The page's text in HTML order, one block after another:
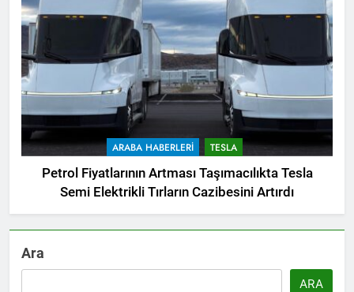
ARABA HABERLERI TESLA
Petrol Fiyatlarının Artması Taşımacılıkta Tesla
Semi Elektrikli Tırların Cazibesini Artırdı
Ara
ARA